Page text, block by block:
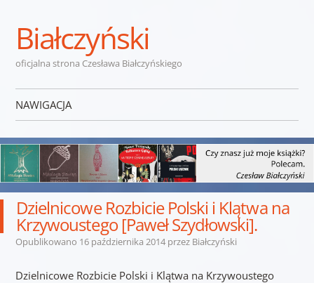
Białczyński
oficjalna strona Czesława Białczyńskiego
NAWIGACJA
Dzielnicowe Rozbicie Polski i Klątwa na
Krzywoustego [Paweł Szydłowski].
Opublikowano 16 października 2014przez Białczyński
Dzielnicowe Rozbicie Polski i Klątwa na Krzywoustego